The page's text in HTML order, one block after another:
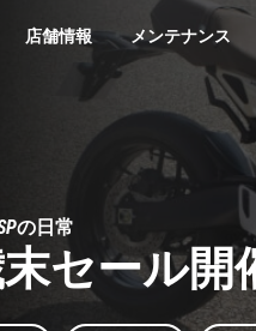
店舗情報 メンテナンス
の日常
セール開